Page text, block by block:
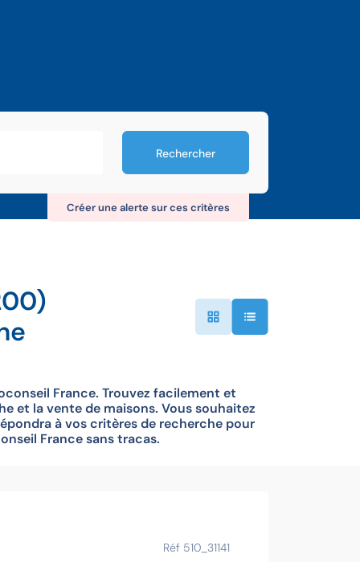
Rechercher
Créer une alerte sur ces critères
France. Trouvez facilement et
et la vente de maisons. Vous souhaitez
à vos critères de recherche pour
France sans tracas.
Réf 510_31141